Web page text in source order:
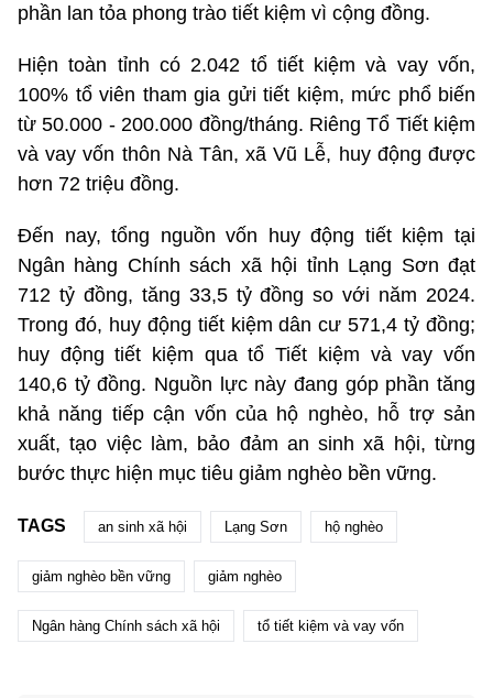
phần lan tỏa phong trào tiết kiệm vì cộng đồng.
Hiện toàn tỉnh có 2.042 tổ tiết kiệm và vay vốn,
100% tổ viên tham gia gửi tiết kiệm, mức phổ biến
từ 50.000 - 200.000 đồng/tháng. Riêng Tổ Tiết kiệm
và vay vốn thôn Nà Tân, xã Vũ Lễ, huy động được
hơn 72 triệu đồng.
Đến nay, tổng nguồn vốn huy động tiết kiệm tại
Ngân hàng Chính sách xã hội tỉnh Lạng Sơn đạt
712 tỷ đồng, tăng 33,5 tỷ đồng so với năm 2024.
Trong đó, huy động tiết kiệm dân cư 571,4 tỷ đồng;
huy động tiết kiệm qua tổ Tiết kiệm và vay vốn
140,6 tỷ đồng. Nguồn lực này đang góp phần tăng
khả năng tiếp cận vốn của hộ nghèo, hỗ trợ sản
xuất, tạo việc làm, bảo đảm an sinh xã hội, từng
bước thực hiện mục tiêu giảm nghèo bền vững.
TAGS an sinh xã hội Lạng Sơn hộ nghèo
giảm nghèo bền vững giảm nghèo
Ngân hàng Chính sách xã hội tổ tiết kiệm và vay vốn